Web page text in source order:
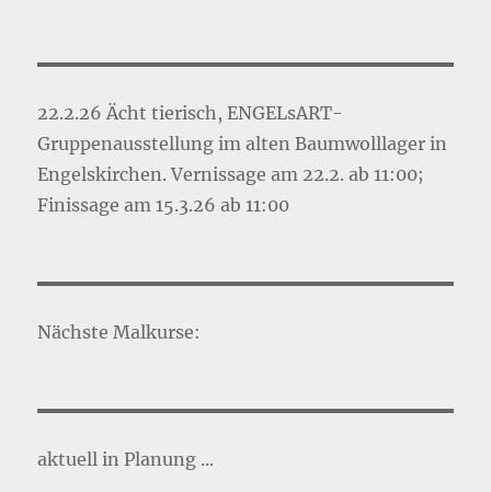
22.2.26 Ächt tierisch, ENGELsART-
Gruppenausstellung im alten Baumwolllager in
Engelskirchen. Vernissage am 22.2. ab 11:00;
Finissage am 15.3.26 ab 11:00
Nächste Malkurse:
aktuell in Planung ...